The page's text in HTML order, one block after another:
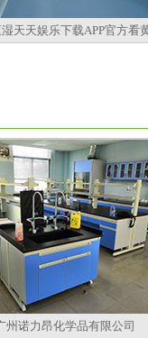
天天娱乐下载APP官方看
州诺力昂化学品有限公司